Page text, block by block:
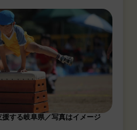
する岐阜県／写真はイメージ